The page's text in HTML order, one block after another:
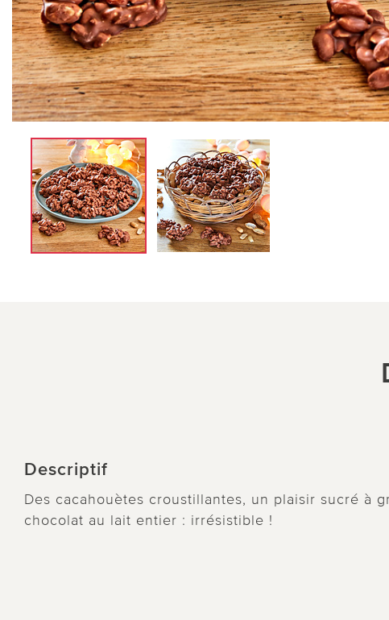
Descriptif
Des cacahouètes croustillantes, un plaisir sucré à
chocolat au lait entier : irrésistible !